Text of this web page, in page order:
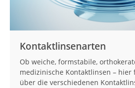
Kontaktlinsenarten
Ob weiche, formstabile,
medizinische Kontaktlinsen – hier
über die verschiedenen